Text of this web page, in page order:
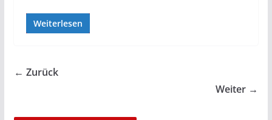
Weiterlesen
← Zurück
Weiter →